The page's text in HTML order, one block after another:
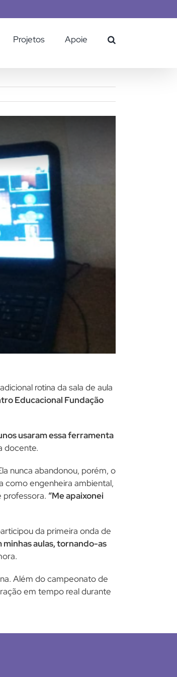
Projetos Apoie
rotina da sala de aula
Educacional Fundação
usaram essa ferramenta
docente.
nunca abandonou, porém, o
como engenheira ambiental,
professora. “Me apaixonei
da primeira onda de
aulas, tornando-as
Além do campeonato de
em tempo real durante